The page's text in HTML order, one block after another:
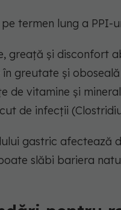
termen lung a PPI-
greață și disconfort
greutate și oboseală
de vitamine și
de infecții
gastric afectează
slăbi bariera